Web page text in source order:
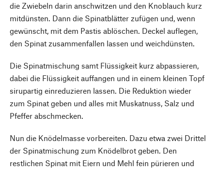
die Zwiebeln darin anschwitzen und den Knoblauch kurz
mitdünsten. Dann die Spinatblätter zufügen und, wenn
gewünscht, mit dem Pastis ablöschen. Deckel auflegen,
den Spinat zusammenfallen lassen und weichdünsten.
Die Spinatmischung samt Flüssigkeit kurz abpassieren,
dabei die Flüssigkeit auffangen und in einem kleinen Topf
sirupartig einreduzieren lassen. Die Reduktion wieder
zum Spinat geben und alles mit Muskatnuss, Salz und
Pfeffer abschmecken.
Nun die Knödelmasse vorbereiten. Dazu etwa zwei Drittel
der Spinatmischung zum Knödelbrot geben. Den
restlichen Spinat mit Eiern und Mehl fein pürieren und